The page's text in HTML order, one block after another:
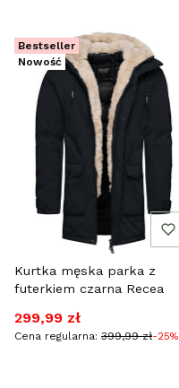
Bestseller
Nowość
Kurtka męska parka z
futerkiem czarna Recea
Cena promocyjna
299,99 zł
Cena regularna: 399,99 zł-25%